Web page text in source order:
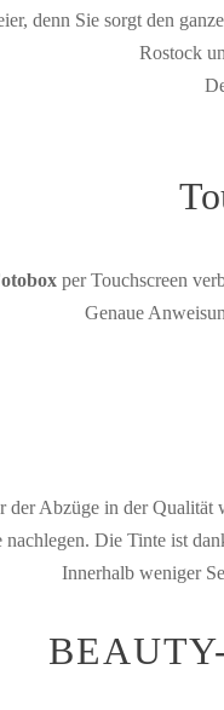
denn Sie sorgt den
Rostock
per Touchscreen
Genaue
der Abzüge in der
Die Tinte ist
Innerhalb weniger